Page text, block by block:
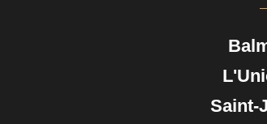
Saint-